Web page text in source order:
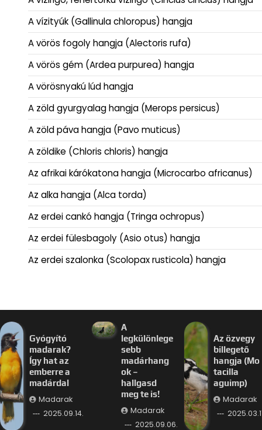
A vízityúk (Gallinula chloropus) hangja
A vörös fogoly hangja (Alectoris rufa)
A vörös gém (Ardea purpurea) hangja
A vörösnyakú lúd hangja
A zöld gyurgyalag hangja (Merops persicus)
A zöld páva hangja (Pavo muticus)
A zöldike (Chloris chloris) hangja
Az afrikai kárókatona hangja (Microcarbo africanus)
Az alka hangja (Alca torda)
Az erdei cankó hangja (Tringa ochropus)
Az erdei fülesbagoly (Asio otus) hangja
Az erdei szalonka (Scolopax rusticola) hangja
Gyógyító
madarak?
Így hat az
emberre a
madárdal
Madarak
2025.09.14.
A
legkülönlege
sebb
madárhang
ok –
hallgasd
meg te is!
Madarak
2025.09.06.
Az özvegy
billegető
hangja (Mo
tacilla
aguimp)
Madarak